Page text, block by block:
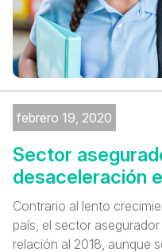
febrero 19, 2020
Sector
desaceleración
Contrario al lento
país, el sector
relación al 2018, aunque